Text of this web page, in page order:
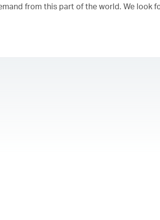
from this part of the world. We look